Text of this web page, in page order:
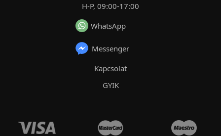
H-P, 09:00-17:00
WhatsApp
Messenger
Kapcsolat
GYIK